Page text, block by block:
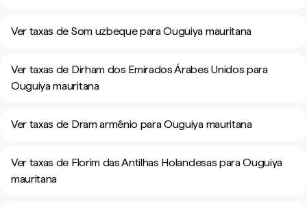
Ver taxas de Som uzbeque para Ouguiya mauritana
Ver taxas de Dirham dos Emirados Árabes Unidos para
Ouguiya mauritana
Ver taxas de Dram armênio para Ouguiya mauritana
Ver taxas de Florim das Antilhas Holandesas para Ouguiya
mauritana